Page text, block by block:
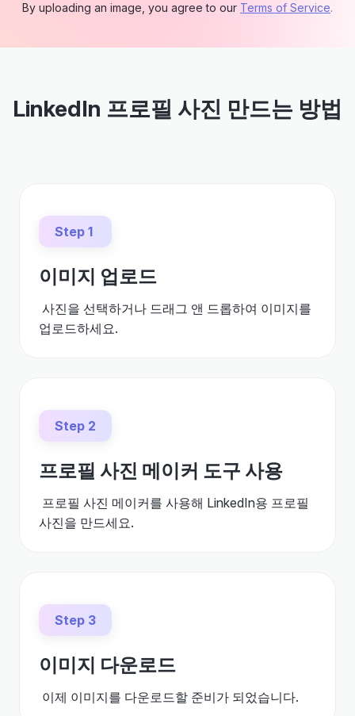
By uploading an image, you agree to our Terms of Service.
LinkedIn 프로필 사진 만드는 방법
Step 1
이미지 업로드
사진을 선택하거나 드래그 앤 드롭하여 이미지를
업로드하세요.
Step 2
프로필 사진 메이커 도구 사용
프로필 사진 메이커를 사용해 LinkedIn용 프로필
사진을 만드세요.
Step 3
이미지 다운로드
이제 이미지를 다운로드할 준비가 되었습니다.